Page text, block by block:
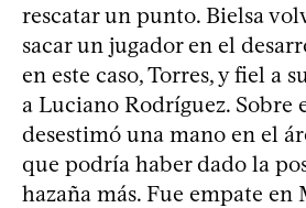
rescatar un punto. Bielsa
sacar un jugador en el
en este caso, Torres, y fiel a
a Luciano Rodríguez.
desestimó una mano en el
que podría haber dado la
hazaña más. Fue empate